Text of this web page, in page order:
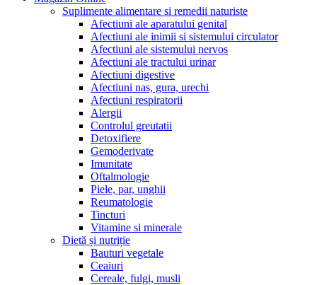
Suplimente alimentare si remedii naturiste
Afectiuni ale aparatului genital
Afectiuni ale inimii si sistemului circulator
Afectiuni ale sistemului nervos
Afectiuni ale tractului urinar
Afectiuni digestive
Afectiuni nas, gura, urechi
Afectiuni respiratorii
Alergii
Controlul greutatii
Detoxifiere
Gemoderivate
Imunitate
Oftalmologie
Piele, par, unghii
Reumatologie
Tincturi
Vitamine si minerale
Dietă și nutriție
Bauturi vegetale
Ceaiuri
Cereale, fulgi, musli